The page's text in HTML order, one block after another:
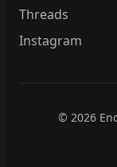
Threads
Instagram
© 2026